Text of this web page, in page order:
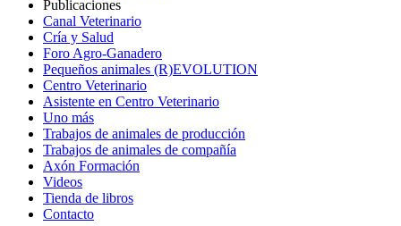
Publicaciones
Canal Veterinario
Cría y Salud
Foro Agro-Ganadero
Pequeños animales (R)EVOLUTION
Centro Veterinario
Asistente en Centro Veterinario
Uno más
Trabajos de animales de producción
Trabajos de animales de compañía
Axón Formación
Videos
Tienda de libros
Contacto